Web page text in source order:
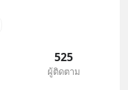
525
ผู้ติดตาม